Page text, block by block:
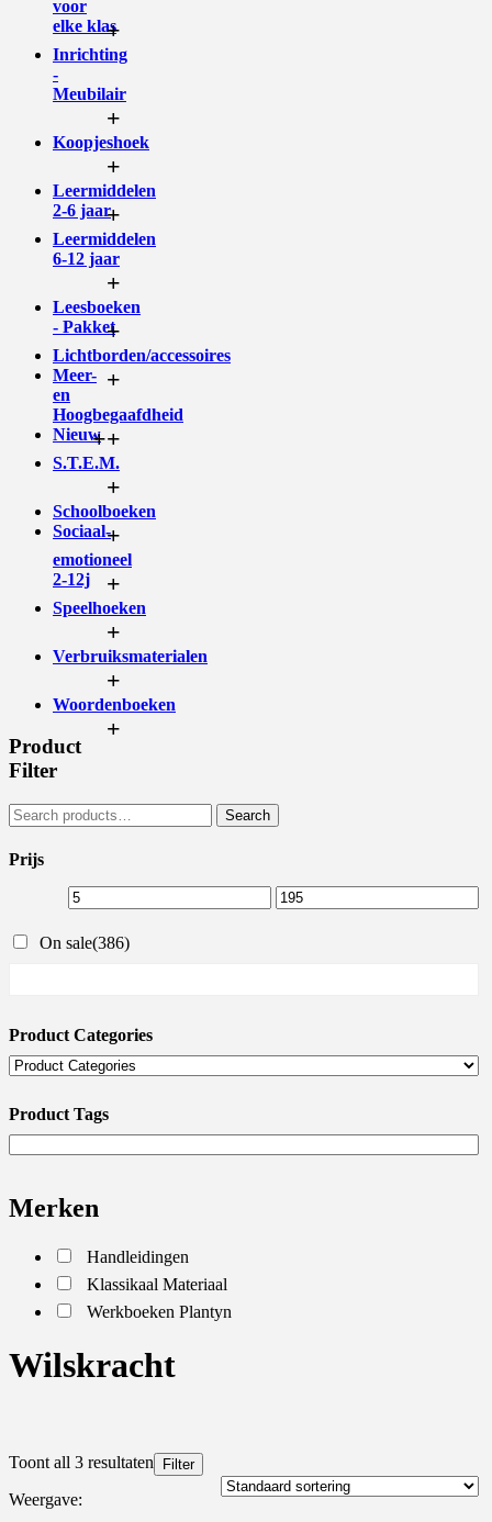
voor
elke klas
+
Inrichting
-
Meubilair
+
Koopjeshoek
+
Leermiddelen
2-6 jaar+
Leermiddelen
6-12 jaar
+
Leesboeken
- Pakket
+
Lichtborden/accessoires
+
Meer-
en
Hoogbegaafdheid
+
Nieuw
+
S.T.E.M.
+
Schoolboeken
+
Sociaal-
emotioneel
2-12j
+
Speelhoeken
+
Verbruiksmaterialen
+
Woordenboeken
+
Product
Filter
Search
Prijs
On sale(386)
Product Categories
Product Tags
Merken
Handleidingen
Klassikaal Materiaal
Werkboeken Plantyn
Wilskracht
Prijs
Toont all 3 resultaten Filter
Weergave: